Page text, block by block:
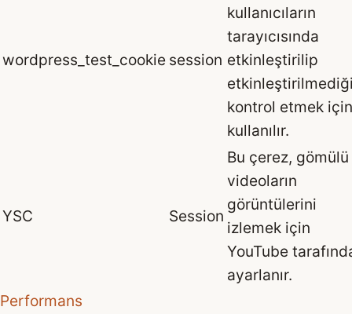
wordpress_test_cookie session
kullanıcıların
tarayıcısında
etkinleştirilip
kontrol etmek için
kullanılır.
YSC Session
Bu çerez, gömülü
videoların
görüntülerini
izlemek için
YouTube
ayarlanır.
Performans